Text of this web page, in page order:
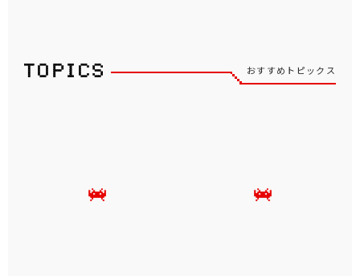
おすすめトピックス